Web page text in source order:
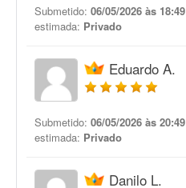
Submetido: 06/05/2026 às 18:49
estimada: Privado
Eduardo A.
Submetido: 06/05/2026 às 20:49
estimada: Privado
Danilo L.